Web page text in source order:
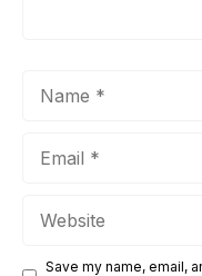
Save my name, email,